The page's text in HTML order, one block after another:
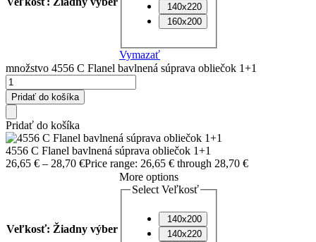
140x220
160x200
Vymazať
množstvo 4556 C Flanel bavlnená súprava obliečok 1+1
Pridať do košíka
Pridať do košíka
4556 C Flanel bavlnená súprava obliečok 1+1
26,65 € – 28,70 €Price range: 26,65 € through 28,70 €
Veľkosť: Žiadny výber
More options
Select Veľkosť
140x200
140x220